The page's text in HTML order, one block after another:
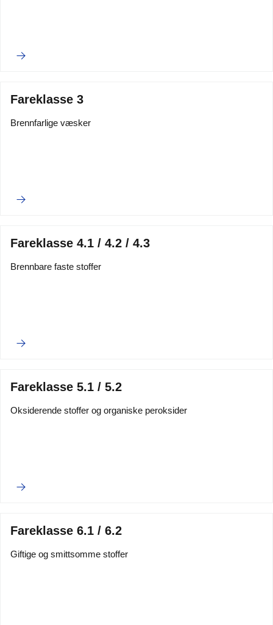
Fareklasse 3
Brennfarlige væsker
Fareklasse 4.1 / 4.2 / 4.3
Brennbare faste stoffer
Fareklasse 5.1 / 5.2
Oksiderende stoffer og organiske peroksider
Fareklasse 6.1 / 6.2
Giftige og smittsomme stoffer